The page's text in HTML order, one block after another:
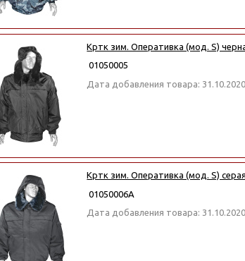
Кртк зим. Оперативка (мод. S)
01050005
Дата добавления товара: 31.10.2020
Кртк зим. Оперативка (мод. S)
01050006А
Дата добавления товара: 31.10.2020